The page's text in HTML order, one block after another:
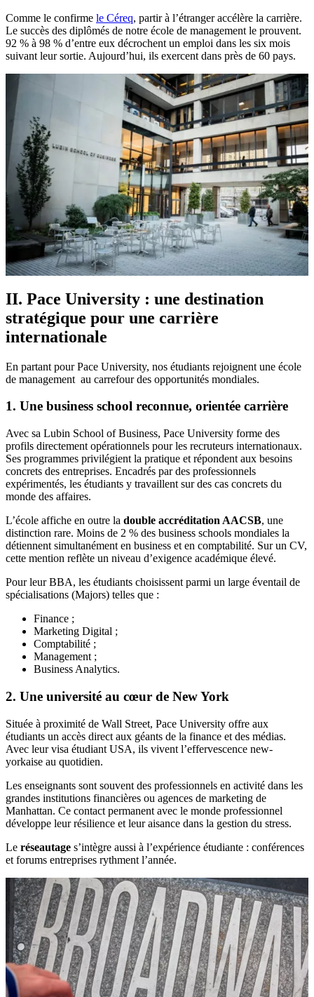
Comme le confirme le Céreq, partir à l’étranger accélère la carrière.
Le succès des diplômés de notre école de management le prouvent.
92 % à 98 % d’entre eux décrochent un emploi dans les six mois
suivant leur sortie. Aujourd’hui, ils exercent dans près de 60 pays.
II. Pace University : une destination
stratégique pour une carrière
internationale
En partant pour Pace University, nos étudiants rejoignent une école
de management au carrefour des opportunités mondiales.
1. Une business school reconnue, orientée carrière
Avec sa Lubin School of Business, Pace University forme des
profils directement opérationnels pour les recruteurs internationaux.
Ses programmes privilégient la pratique et répondent aux besoins
concrets des entreprises. Encadrés par des professionnels
expérimentés, les étudiants y travaillent sur des cas concrets du
monde des affaires.
L’école affiche en outre la double accréditation AACSB, une
distinction rare. Moins de 2 % des business schools mondiales la
détiennent simultanément en business et en comptabilité. Sur un CV,
cette mention reflète un niveau d’exigence académique élevé.
Pour leur BBA, les étudiants choisissent parmi un large éventail de
spécialisations (Majors) telles que :
Finance ;
Marketing Digital ;
Comptabilité ;
Management ;
Business Analytics.
2. Une université au cœur de New York
Située à proximité de Wall Street, Pace University offre aux
étudiants un accès direct aux géants de la finance et des médias.
Avec leur visa étudiant USA, ils vivent l’effervescence new-
yorkaise au quotidien.
Les enseignants sont souvent des professionnels en activité dans les
grandes institutions financières ou agences de marketing de
Manhattan. Ce contact permanent avec le monde professionnel
développe leur résilience et leur aisance dans la gestion du stress.
Le réseautage s’intègre aussi à l’expérience étudiante : conférences
et forums entreprises rythment l’année.